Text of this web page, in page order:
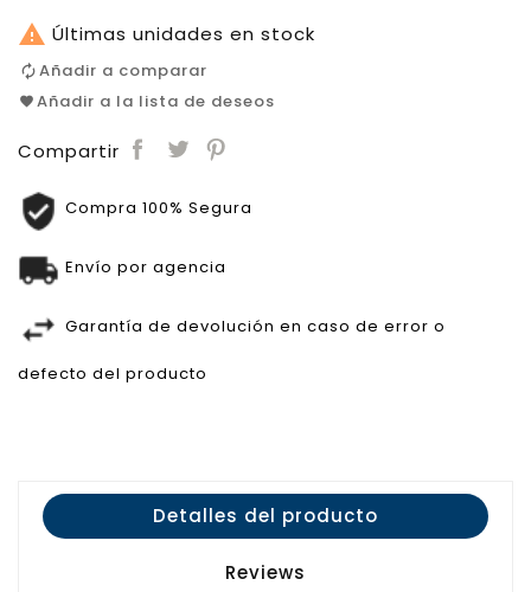
 Últimas unidades en stock
Añadir a comparar
Añadir a la lista de deseos
Compartir
Compra 100% Segura
Envío por agencia
Garantía de devolución en caso de error o
defecto del producto
Detalles del producto
Reviews